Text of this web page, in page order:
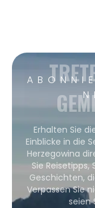
Erhalten Sie
Einblicke in die
Herzegowina
Sie
Geschichten,
Verpassen Sie
seien